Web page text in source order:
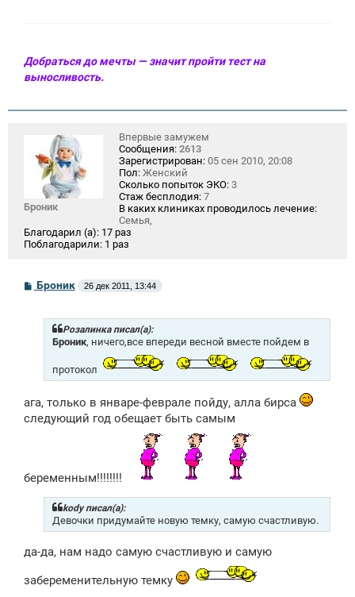
Добраться до мечты — значит пройти тест на
выносливость.
Броник
Впервые замужем
Сообщения: 2613
Зарегистрирован: 05 сен 2010, 20:08
Пол: Женский
Сколько попыток ЭКО: 3
Стаж бесплодия: 7
В каких клиниках проводилось лечение:
Семья,
Благодарил (а): 17 раз
Поблагодарили: 1 раз
СБроник 26 дек 2011, 13:44
Розалинка писал(а):
Броник, ничего,все впереди весной вместе пойдем в
протокол
ага, только в январе-феврале пойду, алла бирса
следующий год обещает быть самым
беременным!!!!!!!!
kody писал(а):
Девочки придумайте новую темку, самую счастливую.
да-да, нам надо самую счастливую и самую
забеременительную темку